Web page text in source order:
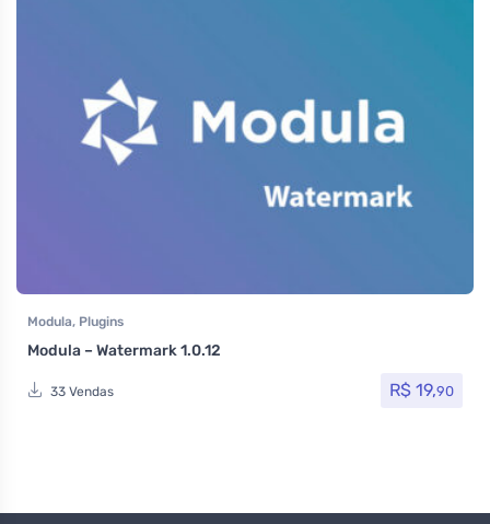
Modula, Plugins
Modula – Watermark 1.0.12
33 Vendas R$ 19,90